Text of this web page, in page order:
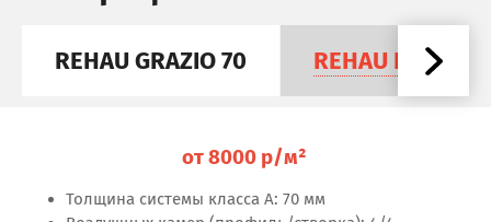
REHAU GRAZIO 70 REHAU
от 8000 р/м²
Толщина системы класса А: 70 мм